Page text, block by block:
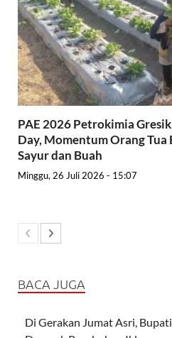
PAE 2026 Petrokimia
Day, Momentum Orang Tua
Sayur dan Buah
Minggu, 26 Juli 2026 - 15:07
BACA JUGA
Di Gerakan Jumat Asri,